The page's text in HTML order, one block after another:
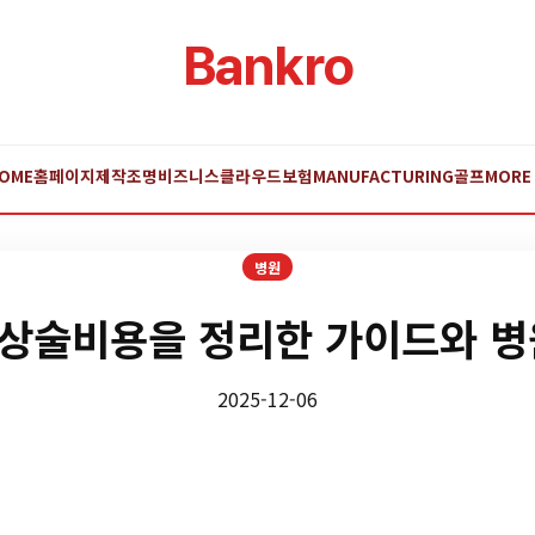
Bankro
홈페이지제작조명비즈니스클라우드보험MANUFACTURING골프MORE
병원
술비용을 정리한 가이드와
2025-12-06